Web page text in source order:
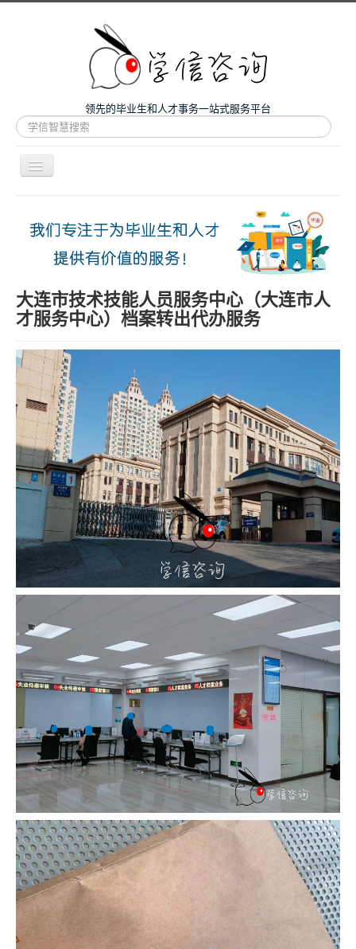
领先的毕业生和人才事务一站式服务平台
站
内
搜
导
航
微咨询
人才服务
留学和考研
案例
大连市技术技能人员服务中心（大连市人
才服务中心）档案转出代办服务